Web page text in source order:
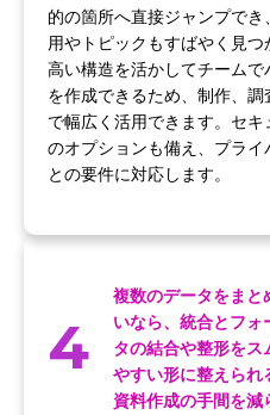
的の箇所へ直接ジャンプで
用やトピックもすばやく見
高い構造を活かしてチーム
を作成できるため、制作、
で幅広く活用できます。セ
のオプションも備え、プラ
との要件に対応します。
4
複数のデータをまと
いなら、統合とフ
タの結合や整形を
やすい形に整えられ
資料作成の手間を減